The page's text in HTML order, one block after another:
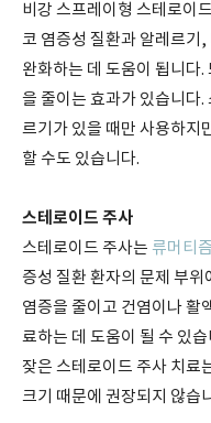
비강 스프레이형 스테로이
코 염증성 질환과 알레르기
완화하는 데 도움이 됩니다
을 줄이는 효과가 있습니다.
르기가 있을 때만 사용하지
할 수도 있습니다.
스테로이드 주사
스테로이드 주사는 류머티
증성 질환 환자의 문제 부
염증을 줄이고 건염이나 활
료하는 데 도움이 될 수 있
잦은 스테로이드 주사 치료
크기 때문에 권장되지 않습